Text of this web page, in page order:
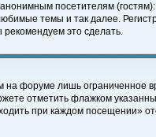
посетителям
темы и так далее.
это сделать.
форуме лишь ограниченное
отметить флажком
при каждом посещении»